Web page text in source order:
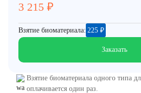
3 215 ₽
Взятие биоматериала: 225 ₽
Заказать
Взятие биоматериала одного типа
оплачивается один раз.